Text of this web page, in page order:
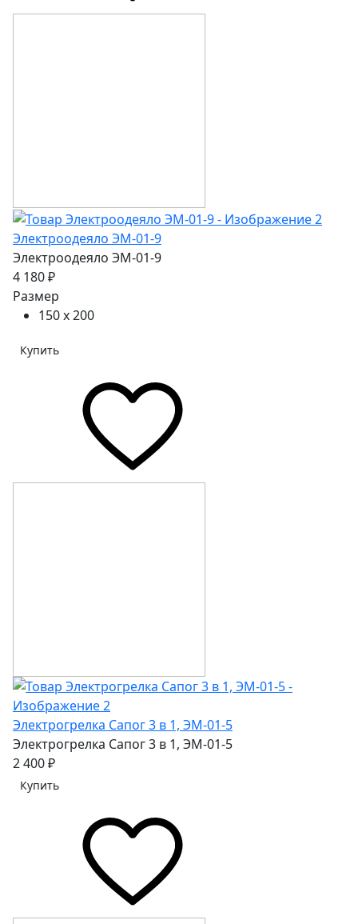
Электроодеяло ЭМ-01-9
Электроодеяло ЭМ-01-9
4 180 ₽
Размер
150 х 200
Купить
Электрогрелка Сапог 3 в 1, ЭМ-01-5
Электрогрелка Сапог 3 в 1, ЭМ-01-5
2 400 ₽
Купить